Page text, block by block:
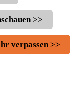
>>
verpassen >>